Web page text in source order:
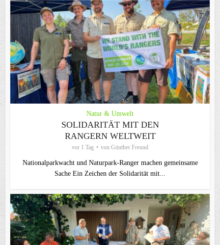
Natur & Umwelt
SOLIDARITÄT MIT DEN
RANGERN WELTWEIT
vor 1 Tag von Günther Freund
Nationalparkwacht und Naturpark-Ranger machen gemeinsame
Sache Ein Zeichen der Solidarität mit...